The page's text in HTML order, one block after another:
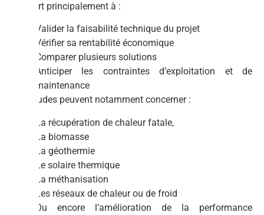
Elle sert principalement à :
Valider la faisabilité technique du projet
Vérifier sa rentabilité économique
Comparer plusieurs solutions
Anticiper les contraintes d’exploitation et de
maintenance
Ces études peuvent notamment concerner :
La récupération de chaleur fatale,
La biomasse
La géothermie
Le solaire thermique
La méthanisation
Les réseaux de chaleur ou de froid
Ou encore l’amélioration de la performance